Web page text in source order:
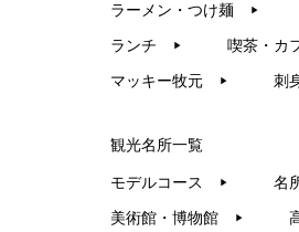
ラーメン・つけ麺 ▶︎
ランチ ▶︎ 喫茶・カ
マッキー牧元 ▶︎ 刺
観光名所一覧
モデルコース ▶︎ 名
美術館・博物館 ▶︎